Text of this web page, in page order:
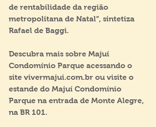
de rentabilidade da região
metropolitana de Natal”, sintetiza
Rafael de Baggi.
Descubra mais sobre Majuí
Condomínio Parque acessando o
site vivermajui.com.br ou visite o
estande do Majuí Condomínio
Parque na entrada de Monte Alegre,
na BR 101.